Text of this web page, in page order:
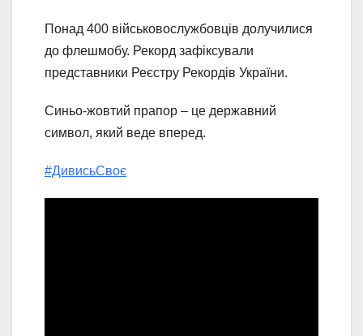
Понад 400 військовослужбовців долучилися
до флешмобу. Рекорд зафіксували
представники Реєстру Рекордів України.
Синьо-жовтий прапор – це державний
символ, який веде вперед.
#ДивисьСвоє